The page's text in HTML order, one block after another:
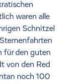
waren alle
Schnitzel
für den guten
von den Red
noch 100